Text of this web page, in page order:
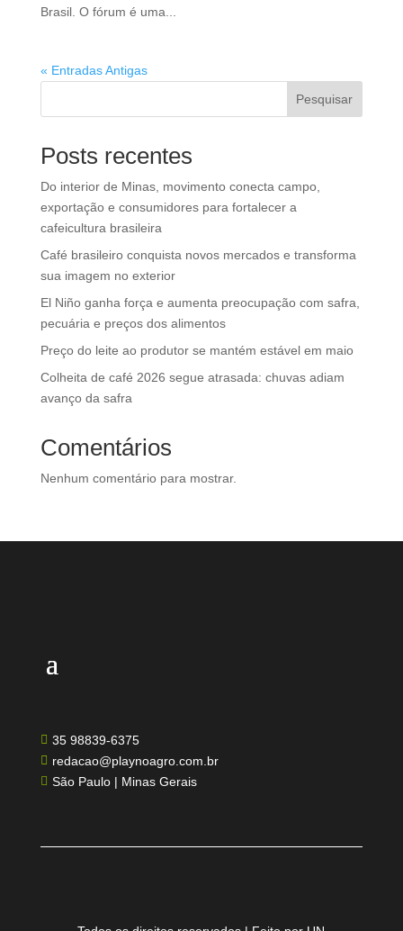
Brasil. O fórum é uma...
« Entradas Antigas
Pesquisar
Posts recentes
Do interior de Minas, movimento conecta campo,
exportação e consumidores para fortalecer a
cafeicultura brasileira
Café brasileiro conquista novos mercados e transforma
sua imagem no exterior
El Niño ganha força e aumenta preocupação com safra,
pecuária e preços dos alimentos
Preço do leite ao produtor se mantém estável em maio
Colheita de café 2026 segue atrasada: chuvas adiam
avanço da safra
Comentários
Nenhum comentário para mostrar.
 35 98839-6375
 redacao@playnoagro.com.br
 São Paulo | Minas Gerais